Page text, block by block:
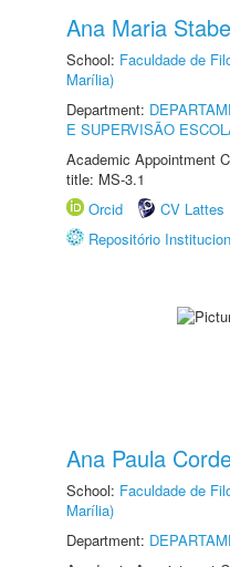
Ana Maria
School: Faculdade de
Marília)
Department:
E SUPERVISÃO
Academic Appointment
title: MS-3.1
Orcid
CV Lattes
Repositório
Ana Paula
School: Faculdade de
Marília)
Department: